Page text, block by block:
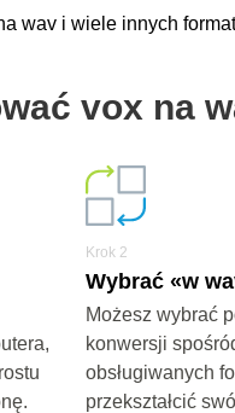
wav i wiele innych
vox na
Krok 2
Wybrać «w
Możesz wybrać
konwersji
obsługiwanych
przekształcić